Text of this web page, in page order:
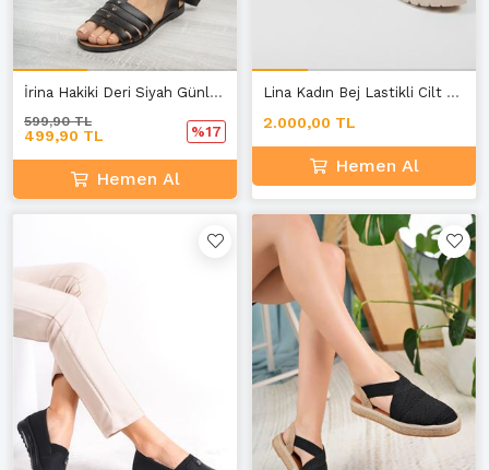
İrina Hakiki Deri Siyah Günlük Kadın Sandalet
499,90 TL
599,90 TL
%17
Hemen Al
Lina Kadın Bej Lastikli Cilt Bilekli Orta Boy Bot
2.000,00 TL
Hemen Al